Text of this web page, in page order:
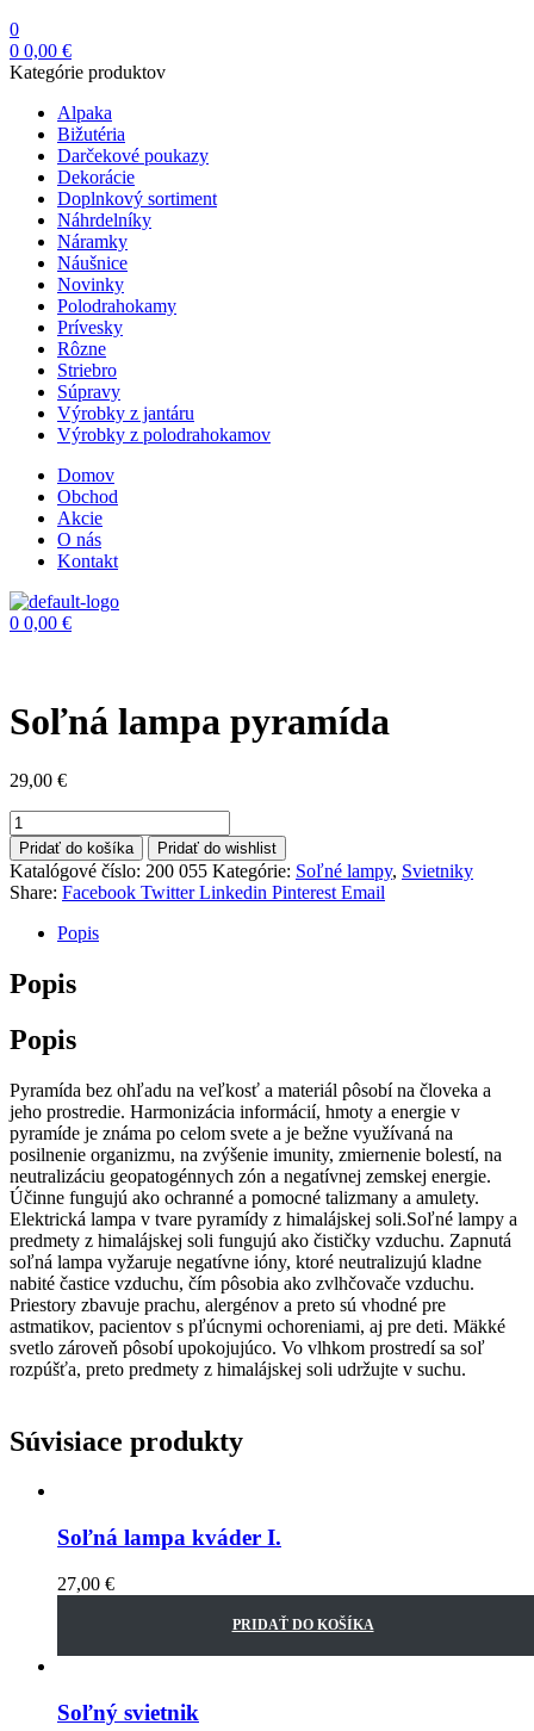
0
0 0,00 €
Kategórie produktov
Alpaka
Bižutéria
Darčekové poukazy
Dekorácie
Doplnkový sortiment
Náhrdelníky
Náramky
Náušnice
Novinky
Polodrahokamy
Prívesky
Rôzne
Striebro
Súpravy
Výrobky z jantáru
Výrobky z polodrahokamov
Domov
Obchod
Akcie
O nás
Kontakt
Menu
0 0,00 €
Soľná lampa pyramída
29,00 €
množstvo
Soľná
lampa
pyramída
Pridať do košíka Pridať do wishlist
Katalógové číslo: 200 055 Kategórie: Soľné lampy, Svietniky
Share: Facebook Twitter Linkedin Pinterest Email
Popis
Popis
Popis
Pyramída bez ohľadu na veľkosť a materiál pôsobí na človeka a
jeho prostredie. Harmonizácia informácií, hmoty a energie v
pyramíde je známa po celom svete a je bežne využívaná na
posilnenie organizmu, na zvýšenie imunity, zmiernenie bolestí, na
neutralizáciu geopatogénnych zón a negatívnej zemskej energie.
Účinne fungujú ako ochranné a pomocné talizmany a amulety.
Elektrická lampa v tvare pyramídy z himalájskej soli.Soľné lampy a
predmety z himalájskej soli fungujú ako čističky vzduchu. Zapnutá
soľná lampa vyžaruje negatívne ióny, ktoré neutralizujú kladne
nabité častice vzduchu, čím pôsobia ako zvlhčovače vzduchu.
Priestory zbavuje prachu, alergénov a preto sú vhodné pre
astmatikov, pacientov s pľúcnymi ochoreniami, aj pre deti. Mäkké
svetlo zároveň pôsobí upokojujúco. Vo vlhkom prostredí sa soľ
rozpúšťa, preto predmety z himalájskej soli udržujte v suchu.
Súvisiace produkty
Soľná lampa kváder I.
27,00 €
PRIDAŤ DO KOŠÍKA
Soľný svietnik